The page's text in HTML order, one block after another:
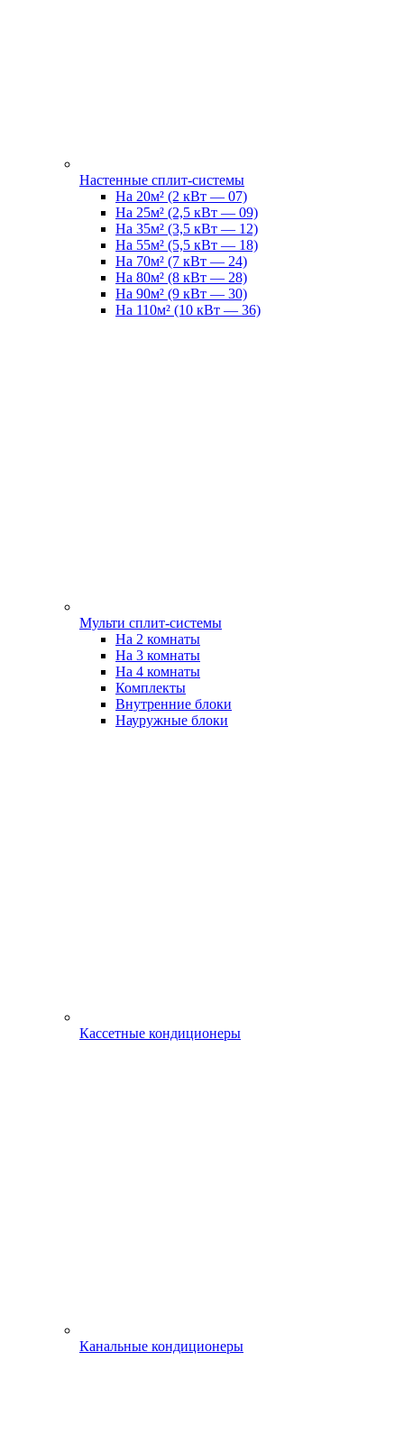
Настенные сплит-системы
На 20м² (2 кВт — 07)
На 25м² (2,5 кВт — 09)
На 35м² (3,5 кВт — 12)
На 55м² (5,5 кВт — 18)
На 70м² (7 кВт — 24)
На 80м² (8 кВт — 28)
На 90м² (9 кВт — 30)
На 110м² (10 кВт — 36)
Мульти сплит-системы
На 2 комнаты
На 3 комнаты
На 4 комнаты
Комплекты
Внутренние блоки
Науружные блоки
Кассетные кондиционеры
Канальные кондиционеры